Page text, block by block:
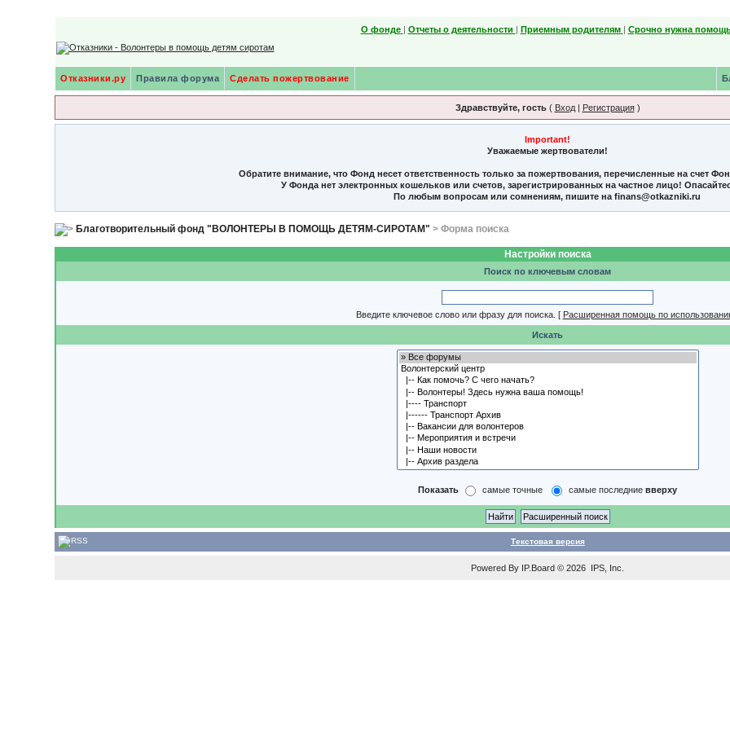
О фонде | Отчеты о деятельности | Приемным родителям | Срочно нужна
Отказники.ру Правила форума Сделать пожертвование
Здравствуйте, гость( Вход| Регистрация)
Important!
Уважаемые жертвователи!
Обратите внимание, что Фонд несет ответственность только за пожертвования, перечисленные на счет
У Фонда нет электронных кошельков или счетов, зарегистрированных на частное лицо!
По любым вопросам или сомнениям, пишите на finans@otkazniki.ru
Благотворительный фонд "ВОЛОНТЕРЫ В ПОМОЩЬ ДЕТЯМ-СИРОТАМ" > Форма поиска
Настройки поиска
Поиск по ключевым словам
Введите ключевое слово или фразу для поиска. [ Расширенная помощь по
Искать
Показать самые точные самые последние вверху
Текстовая версия
Powered By IP.Board © 2026 IPS, Inc